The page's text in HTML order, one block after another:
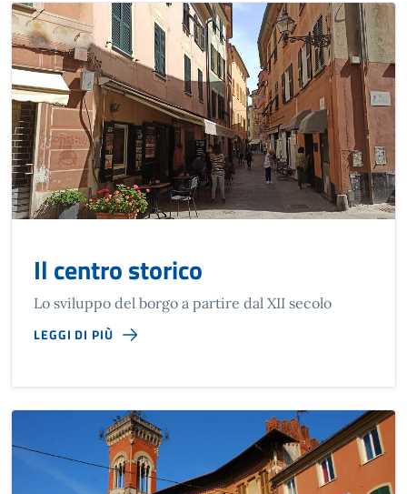
Il centro storico
Lo sviluppo del borgo a partire dal XII secolo
LEGGI DI PIÙ